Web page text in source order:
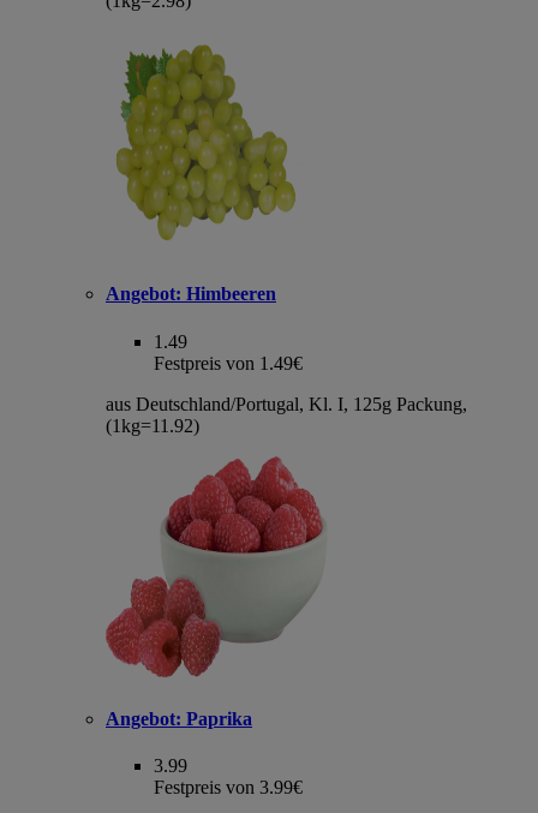
Angebot: Himbeeren
1.49
Festpreis von 1.49€
aus Deutschland/Portugal, Kl. I, 125g Packung,
(1kg=11.92)
Angebot: Paprika
3.99
Festpreis von 3.99€